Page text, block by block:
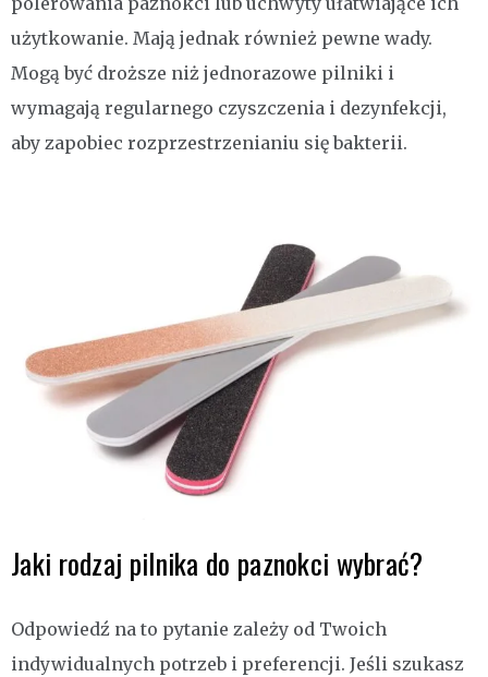
użytkowanie. Mają jednak również pewne wady.
Mogą być droższe niż jednorazowe pilniki i
wymagają regularnego czyszczenia i dezynfekcji,
aby zapobiec rozprzestrzenianiu się bakterii.
Jaki rodzaj pilnika do paznokci wybrać?
Odpowiedź na to pytanie zależy od Twoich
indywidualnych potrzeb i preferencji. Jeśli szukasz